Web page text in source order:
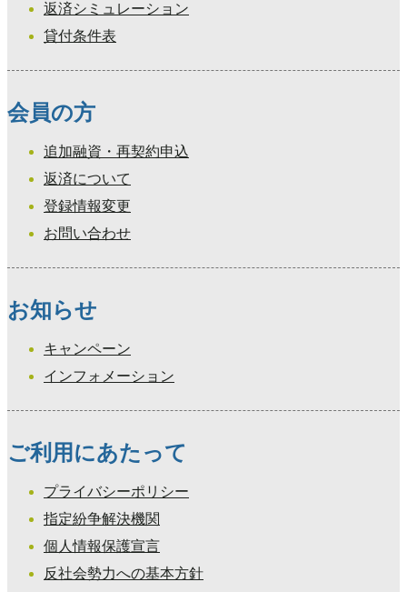
返済シミュレーション
貸付条件表
会員の方
追加融資・再契約申込
返済について
登録情報変更
お問い合わせ
お知らせ
キャンペーン
インフォメーション
ご利用にあたって
プライバシーポリシー
指定紛争解決機関
個人情報保護宣言
反社会勢力への基本方針